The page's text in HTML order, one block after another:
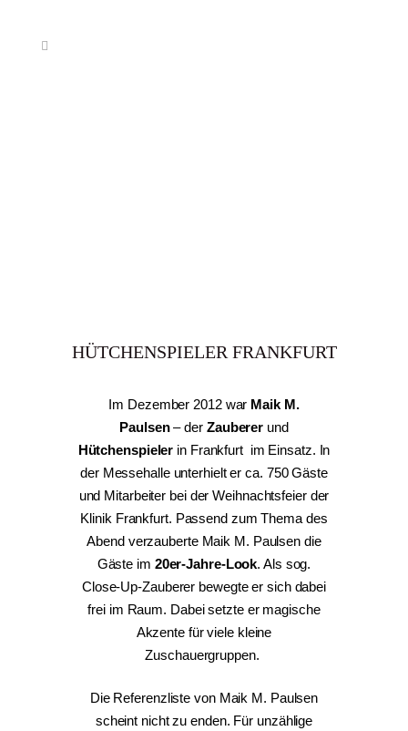
HÜTCHENSPIELER FRANKFURT
Im Dezember 2012 war Maik M.
Paulsen– der Zauberer und
Hütchenspieler in Frankfurt im Einsatz. In
der Messehalle unterhielt er ca. 750 Gäste
und Mitarbeiter bei der Weihnachtsfeier der
Klinik Frankfurt. Passend zum Thema des
Abend verzauberte Maik M. Paulsen die
Gäste im 20er-Jahre-Look. Als sog.
Close-Up-Zauberer bewegte er sich dabei
frei im Raum. Dabei setzte er magische
Akzente für viele kleine
Zuschauergruppen.
Die Referenzliste von Maik M. Paulsen
scheint nicht zu enden. Für unzählige